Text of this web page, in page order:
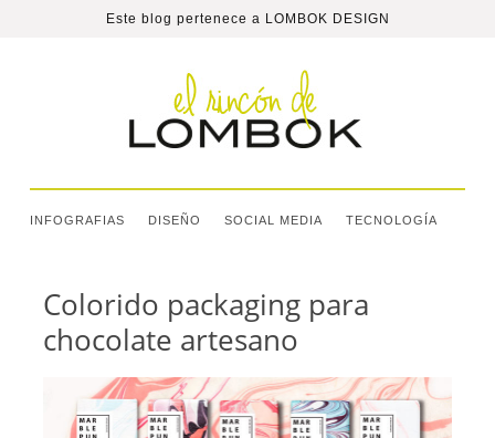
Este blog pertenece a LOMBOK DESIGN
INFOGRAFIAS DISEÑO SOCIAL MEDIA TECNOLOGÍA
Colorido packaging para
chocolate artesano